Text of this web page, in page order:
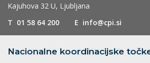
Kajuhova 32 U, Ljubljana
T 01 58 64 200 E info@cpi.si
Nacionalne koordinacijske